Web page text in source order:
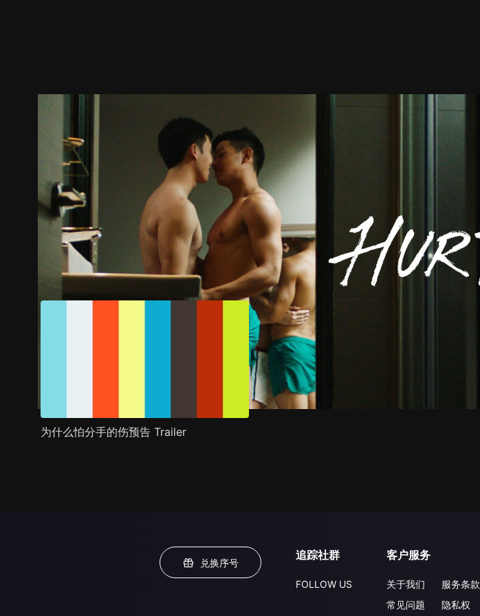
剧照 推荐影片 剧情介绍
为什么怕分手的伤预告 Trailer
兑换序号
追踪社群
FOLLOW US
客户服务
关于我们
常见问题
服务条款
隐私权